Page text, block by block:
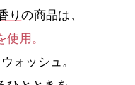
りの商品は、
用。
ォッシュ。